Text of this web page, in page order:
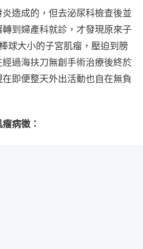
造成的，但去泌尿科檢查後並
到婦產科就診，才發現原來子
球大小的子宮肌瘤，壓迫到膀
過海扶刀無創手術治療後終於
即便整天外出活動也自在無負
病徵：